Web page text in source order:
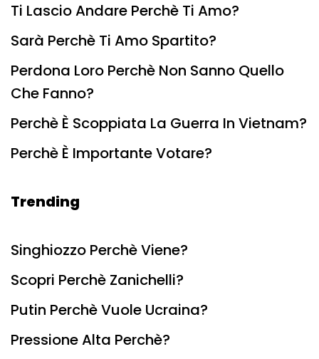
Ti Lascio Andare Perchè Ti Amo?
Sarà Perchè Ti Amo Spartito?
Perdona Loro Perchè Non Sanno Quello
Che Fanno?
Perchè È Scoppiata La Guerra In Vietnam?
Perchè È Importante Votare?
Trending
Singhiozzo Perchè Viene?
Scopri Perchè Zanichelli?
Putin Perchè Vuole Ucraina?
Pressione Alta Perchè?